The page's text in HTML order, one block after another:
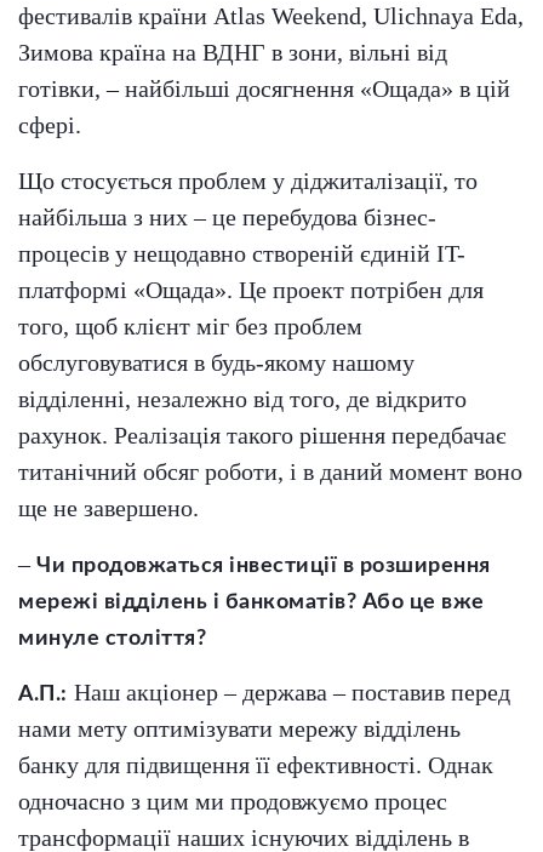
фестивалів країни Atlas Weekend, Ulichnaya Eda,
Зимова країна на ВДНГ в зони, вільні від
готівки, – найбільші досягнення «Ощада» в цій
сфері.
Що стосується проблем у діджиталізації, то
найбільша з них – це перебудова бізнес-
процесів у нещодавно створеній єдиній IT-
платформі «Ощада». Це проект потрібен для
того, щоб клієнт міг без проблем
обслуговуватися в будь-якому нашому
відділенні, незалежно від того, де відкрито
рахунок. Реалізація такого рішення передбачає
титанічний обсяг роботи, і в даний момент воно
ще не завершено.
– Чи продовжаться інвестиції в розширення
мережі відділень і банкоматів? Або це вже
минуле століття?
А.П.: Наш акціонер – держава – поставив перед
нами мету оптимізувати мережу відділень
банку для підвищення її ефективності. Однак
одночасно з цим ми продовжуємо процес
трансформації наших існуючих відділень в